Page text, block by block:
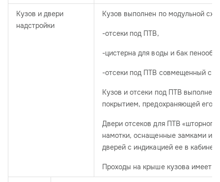
Кузов и двери
надстройки
Кузов выполнен по модульной
-отсеки под ПТВ,
-цистерна для воды и бак
-отсеки под ПТВ совмещенный с
Кузов и отсеки под ПТВ
покрытием, предохраняющей его
Двери отсеков для ПТВ
намотки, оснащенные замками и
дверей с индикацией ее в кабине
Проходы на крыше кузова имеет